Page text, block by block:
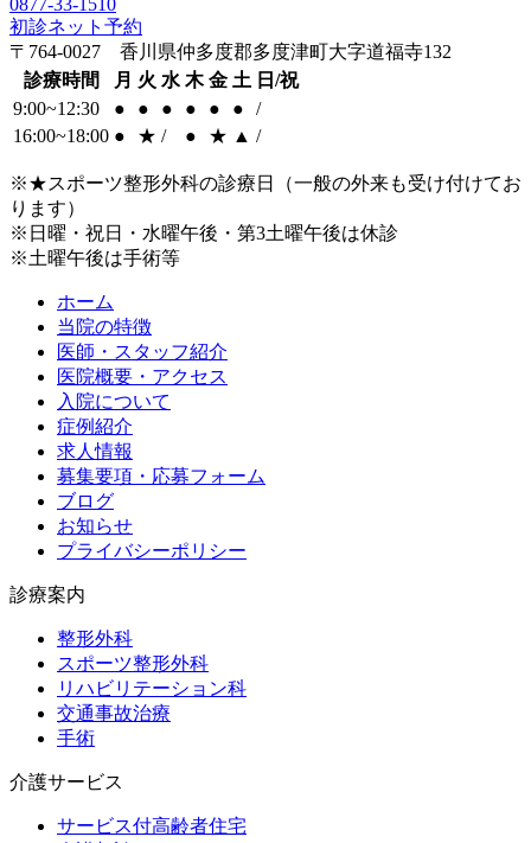
初診ネット予約
〒764-0027 香川県仲多度郡多度津町大字道福寺132
診療時間
月 火 水 木 金 土 日/祝
9:00~12:30
● ● ● ● ● ●
/
16:00~18:00 ● ★ / ● ★ ▲ /
※★スポーツ整形外科の診療日（一般の外来も受け付けてお
ります）
※日曜・祝日・水曜午後・第3土曜午後は休診
※土曜午後は手術等
ホーム
当院の特徴
医師・スタッフ紹介
医院概要・アクセス
入院について
症例紹介
求人情報
募集要項・応募フォーム
ブログ
お知らせ
プライバシーポリシー
診療案内
整形外科
スポーツ整形外科
リハビリテーション科
交通事故治療
手術
介護サービス
サービス付高齢者住宅